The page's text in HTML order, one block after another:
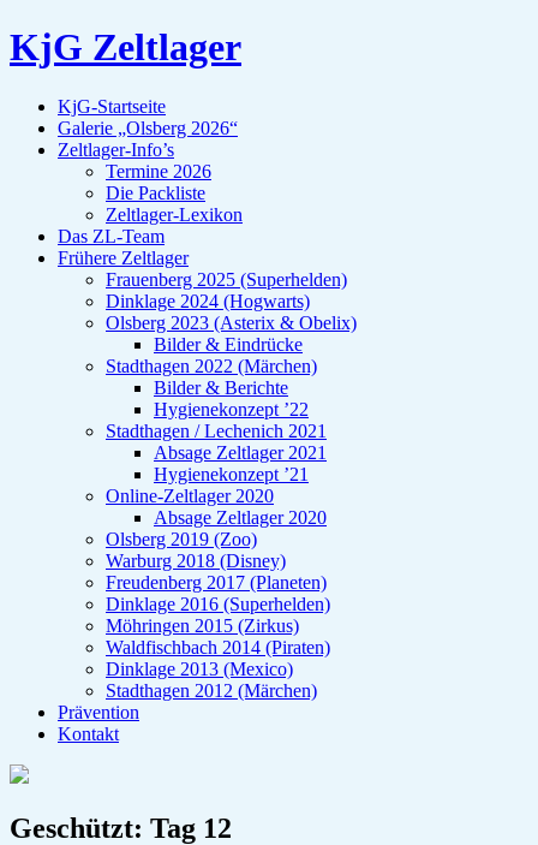
KjG Zeltlager
KjG-Startseite
Galerie „Olsberg 2026“
Zeltlager-Info’s
Termine 2026
Die Packliste
Zeltlager-Lexikon
Das ZL-Team
Frühere Zeltlager
Frauenberg 2025 (Superhelden)
Dinklage 2024 (Hogwarts)
Olsberg 2023 (Asterix & Obelix)
Bilder & Eindrücke
Stadthagen 2022 (Märchen)
Bilder & Berichte
Hygienekonzept ’22
Stadthagen / Lechenich 2021
Absage Zeltlager 2021
Hygienekonzept ’21
Online-Zeltlager 2020
Absage Zeltlager 2020
Olsberg 2019 (Zoo)
Warburg 2018 (Disney)
Freudenberg 2017 (Planeten)
Dinklage 2016 (Superhelden)
Möhringen 2015 (Zirkus)
Waldfischbach 2014 (Piraten)
Dinklage 2013 (Mexico)
Stadthagen 2012 (Märchen)
Prävention
Kontakt
Geschützt: Tag 12